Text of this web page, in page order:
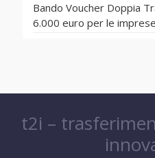
Bando Voucher Doppia
6.000 euro per le
t2i –